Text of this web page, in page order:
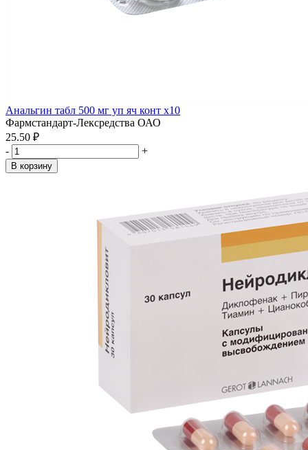
Анальгин табл 500 мг уп яч конт x10
Фармстандарт-Лексредства ОАО
25.50 ₽
-
+
В корзину